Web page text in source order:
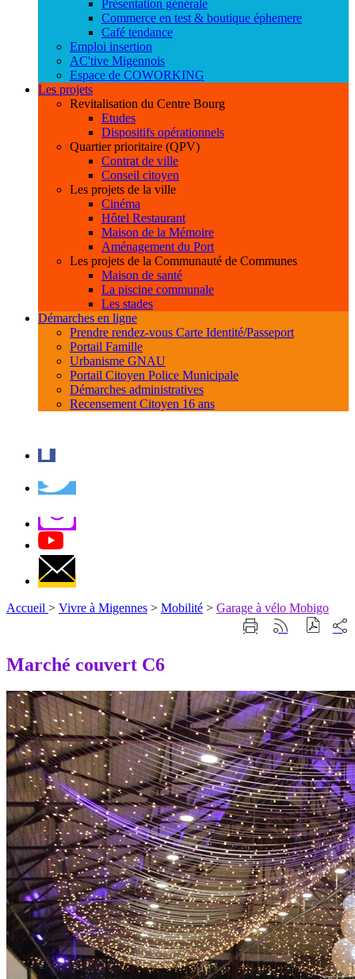
Présentation générale
Commerce en test & boutique éphemere
Café tendance
Emploi insertion
AC'tive Migennois
Espace de COWORKING
Les projets
Revitalisation du Centre Bourg
Etudes
Dispositifs opérationnels
Quartier prioritaire (QPV)
Contrat de ville
Conseil citoyen
Les projets de la ville
Cinéma
Hôtel Restaurant
Maison de la Mémoire
Aménagement du Port
Les projets de la Communauté de Communes
Maison de santé
La piscine communale
Les stades
Démarches en ligne
Prendre rendez-vous Carte Identité/Passeport
Portail Famille
Urbanisme GNAU
Portail Citoyen Police Municipale
Démarches administratives
Recensement Citoyen 16 ans
Accueil > Vivre à Migennes > Mobilité > Garage à vélo Mobigo
ImprimerGénérer
sur
Marché couvert C6